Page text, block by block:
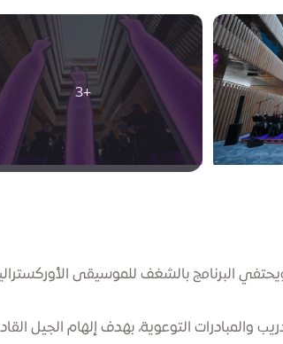
+3
البرنامج بالشغف للموسيقى
والمبادرات التوعوية، بهدف إلهام الجيل